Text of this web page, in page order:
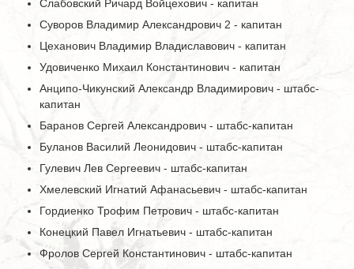
Слабовский Ричард Войцехович - капитан
Суворов Владимир Александрович 2 - капитан
Цеханович Владимир Владиславович - капитан
Удовиченко Михаил Константинович - капитан
Анципо-Чикунский Александр Владимирович - штабс-
капитан
Баранов Сергей Александрович - штабс-капитан
Буланов Василий Леонидович - штабс-капитан
Гулевич Лев Сергеевич - штабс-капитан
Хмелевский Игнатий Афанасьевич - штабс-капитан
Гордиенко Трофим Петрович - штабс-капитан
Конецкий Павел Игнатьевич - штабс-капитан
Фролов Сергей Константинович - штабс-капитан